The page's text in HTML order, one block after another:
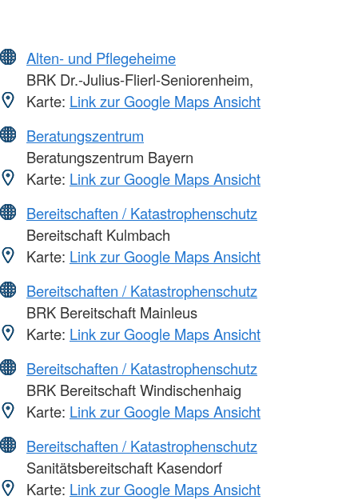
Alten- und Pflegeheime
BRK Dr.-Julius-Flierl-Seniorenheim,
Karte: Link zur Google Maps Ansicht
Beratungszentrum
Beratungszentrum Bayern
Karte: Link zur Google Maps Ansicht
Bereitschaften / Katastrophenschutz
Bereitschaft Kulmbach
Karte: Link zur Google Maps Ansicht
Bereitschaften / Katastrophenschutz
BRK Bereitschaft Mainleus
Karte: Link zur Google Maps Ansicht
Bereitschaften / Katastrophenschutz
BRK Bereitschaft Windischenhaig
Karte: Link zur Google Maps Ansicht
Bereitschaften / Katastrophenschutz
Sanitätsbereitschaft Kasendorf
Karte: Link zur Google Maps Ansicht